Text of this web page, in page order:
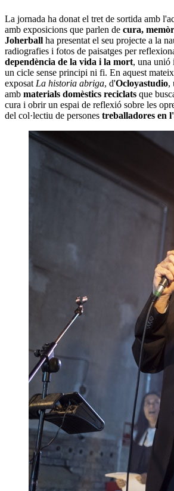
La jornada ha donat el tret de sortida amb
amb exposicions que parlen de cura,
Joherball ha presentat el seu projecte a la
radiografies i fotos de paisatges per
dependència de la vida i la mort, una unió
un cicle sense principi ni fi. En aquest
exposat La historia abriga, d'Ocloyastudio,
amb materials domèstics reciclats que
cura i obrir un espai de reflexió sobre les
del col·lectiu de persones treballadores en